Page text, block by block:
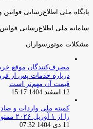
پایگاه ملی اطلاع‌رسانی
سامانه ملی اطلاع‌رسانی
مشکلات موتورسواران
مصرف‌کنندگان موقع
درباره خدمات پس از
قیمت آن مهم‌تر است
12 اسفند 1404 15:17
کمیته ملی واردات و
را از ۱ آوریل ۲۰۲۶ ممنوع کرد
11 دی 1404 07:32